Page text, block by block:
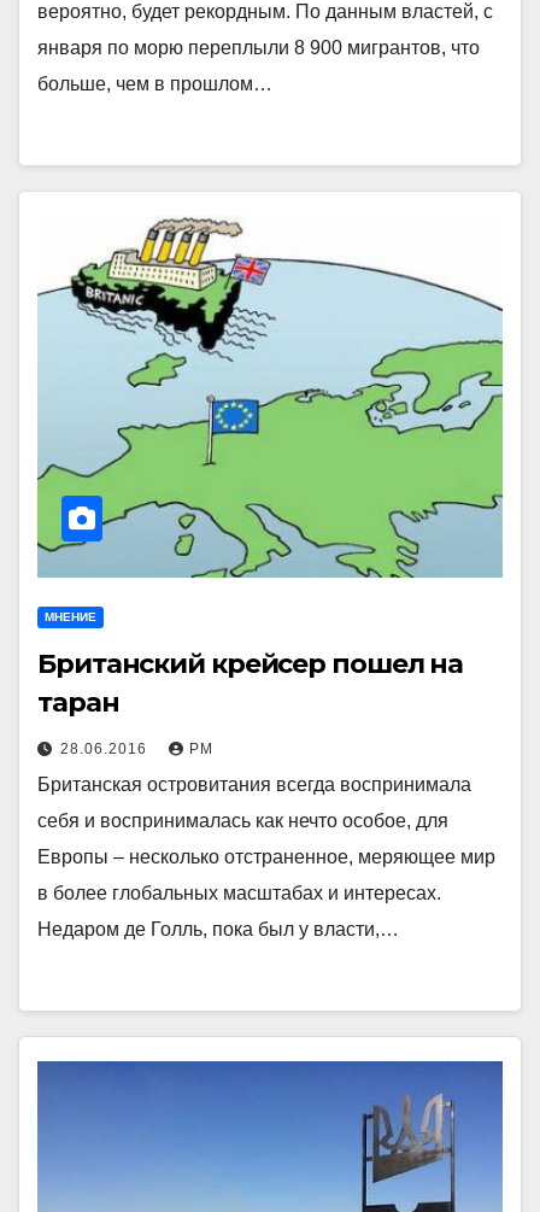
вероятно, будет рекордным. По данным властей, с
января по морю переплыли 8 900 мигрантов, что
больше, чем в прошлом…
МНЕНИЕ
Британский крейсер пошел на
таран
28.06.2016 РМ
Британская островитания всегда воспринимала
себя и воспринималась как нечто особое, для
Европы – несколько отстраненное, меряющее мир
в более глобальных масштабах и интересах.
Недаром де Голль, пока был у власти,…